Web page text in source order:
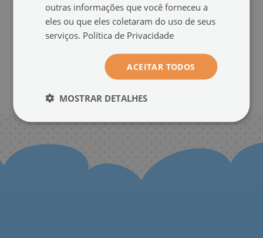
A profundidade fixa de 13 cm garante conforto no uso e mantém as
proporções, independentemente do comprimento da prateleira.
Você pode criar suas próprias composições – combinar
várias prateleiras do mesmo tamanho ou misturar tamanhos
diferentes para obter um layout de parede impressionante.
Dessa forma, você ajusta facilmente a decoração ao estilo e
ao tamanho do seu ambiente, criando um espaço que
outras informações que você forneceu a
eles ou que eles coletaram do uso de seus
serviços. Política de Privacidade
ACEITAR TODOS
MOSTRAR DETALHES